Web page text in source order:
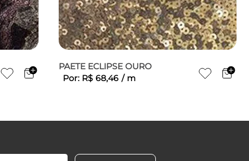
PAETE ECLIPSE OURO
Por: R$ 68,46 / m